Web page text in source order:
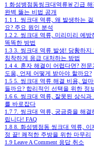
1 화성병점동씽크대역류🚨긴급 해
완벽 뚫는 비법 공개
1.1 1. 씽크대 역류, 왜 발생하는
요? 주요 원인 분석
1.2 2. 씽크대 역류, 미리미리 예방
똑똑한 방법
1.3 3. 씽크대 역류 발생! 당황하지
침착하게 응급 대처하는 방법
1.4 4. 혼자 해결이 어렵다면? 전문
도움, 언제 어떻게 받아야 할까요?
1.5 5. 씽크대 역류 해결 비용, 얼
들까요? 합리적인 선택을 위한 정
1.6 6. 씽크대 역류, 잘못된 상식과
를 바로잡다
1.7 7. 씽크대 역류, 궁금증을 해결
립니다! FAQ
1.8 8. 화성병점동 씽크대 역류, 이
정 끝! 쾌적한 주방을 위한 마무리
1.9 Leave A Comment 응답 취소